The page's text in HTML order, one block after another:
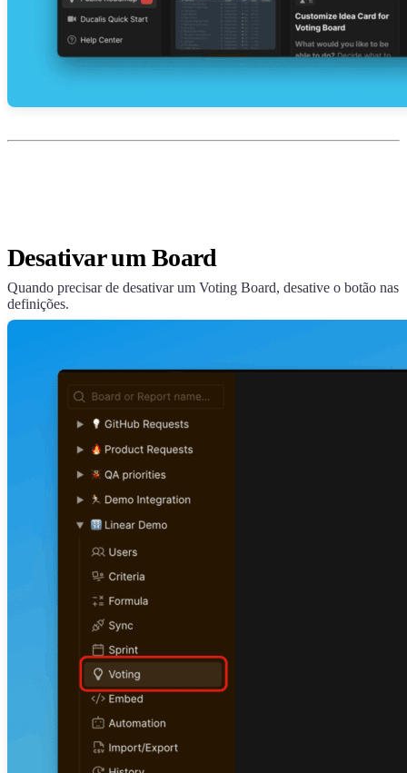
Desativar um Board
Quando precisar de desativar um Voting Board, desative o botão nas
definições.